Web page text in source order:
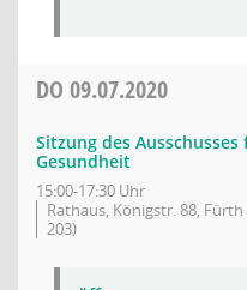
DO 09.07.2020
Sitzung des
Gesundheit
15:00-17:30 Uhr
Rathaus, Königstr. 88,
203)